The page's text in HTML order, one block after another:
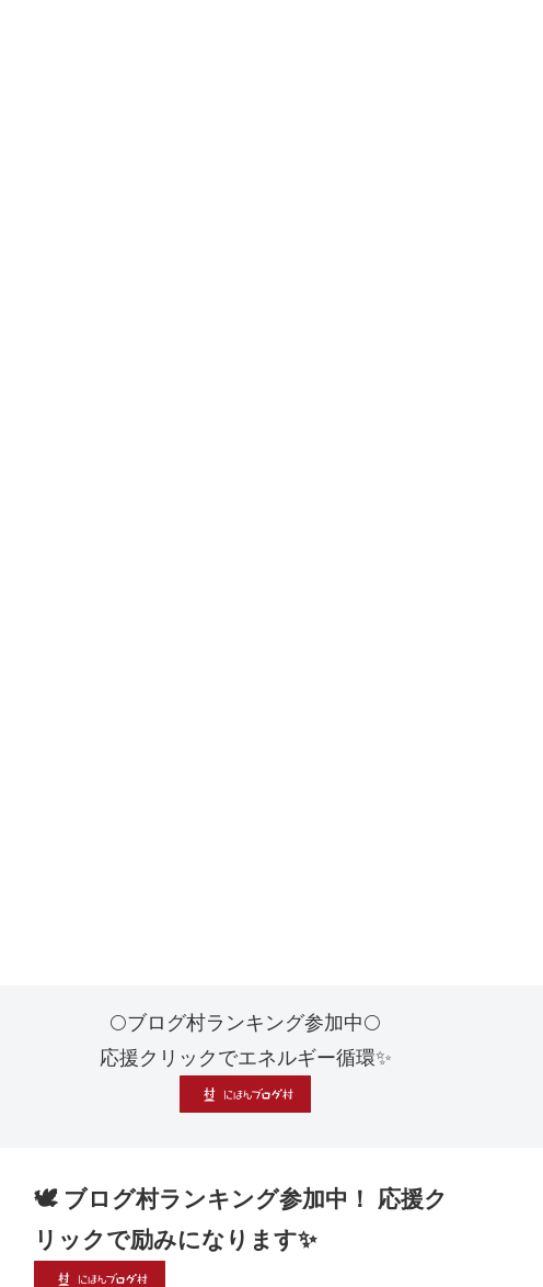
🌕ブログ村ランキング参加中🌕
応援クリックでエネルギー循環✨
🕊 ブログ村ランキング参加中！ 応援ク
リックで励みになります✨